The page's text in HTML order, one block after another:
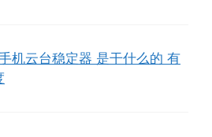
机云台稳定器 是干什么的 有